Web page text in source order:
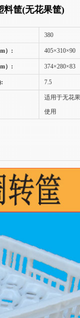
料筐(无花果筐)
380
）: 405×310×90
）: 374×280×83
7.5
适用于无花
使用